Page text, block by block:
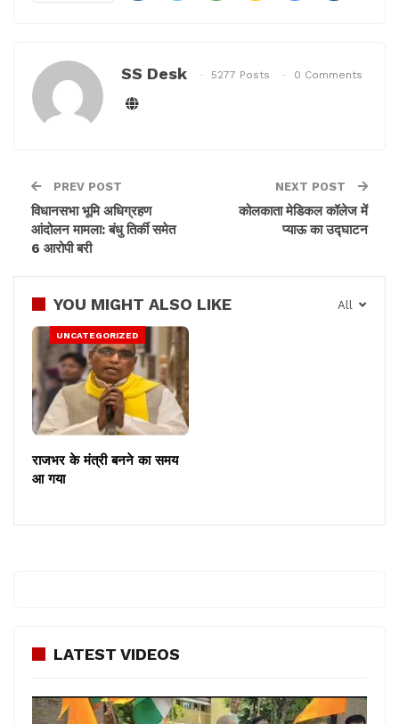
SS Desk 5277 Posts 0 Comments
PREV POST
विधानसभा भूमि अधिग्रहण
आंदोलन मामला: बंधु तिर्की समेत
6 आरोपी बरी
NEXT POST
कोलकाता मेडिकल कॉलेज में
प्‍याऊ का उद्घाटन
All
YOU MIGHT ALSO LIKE
UNCATEGORIZED
राजभर के मंत्री बनने का समय
आ गया
LATEST VIDEOS